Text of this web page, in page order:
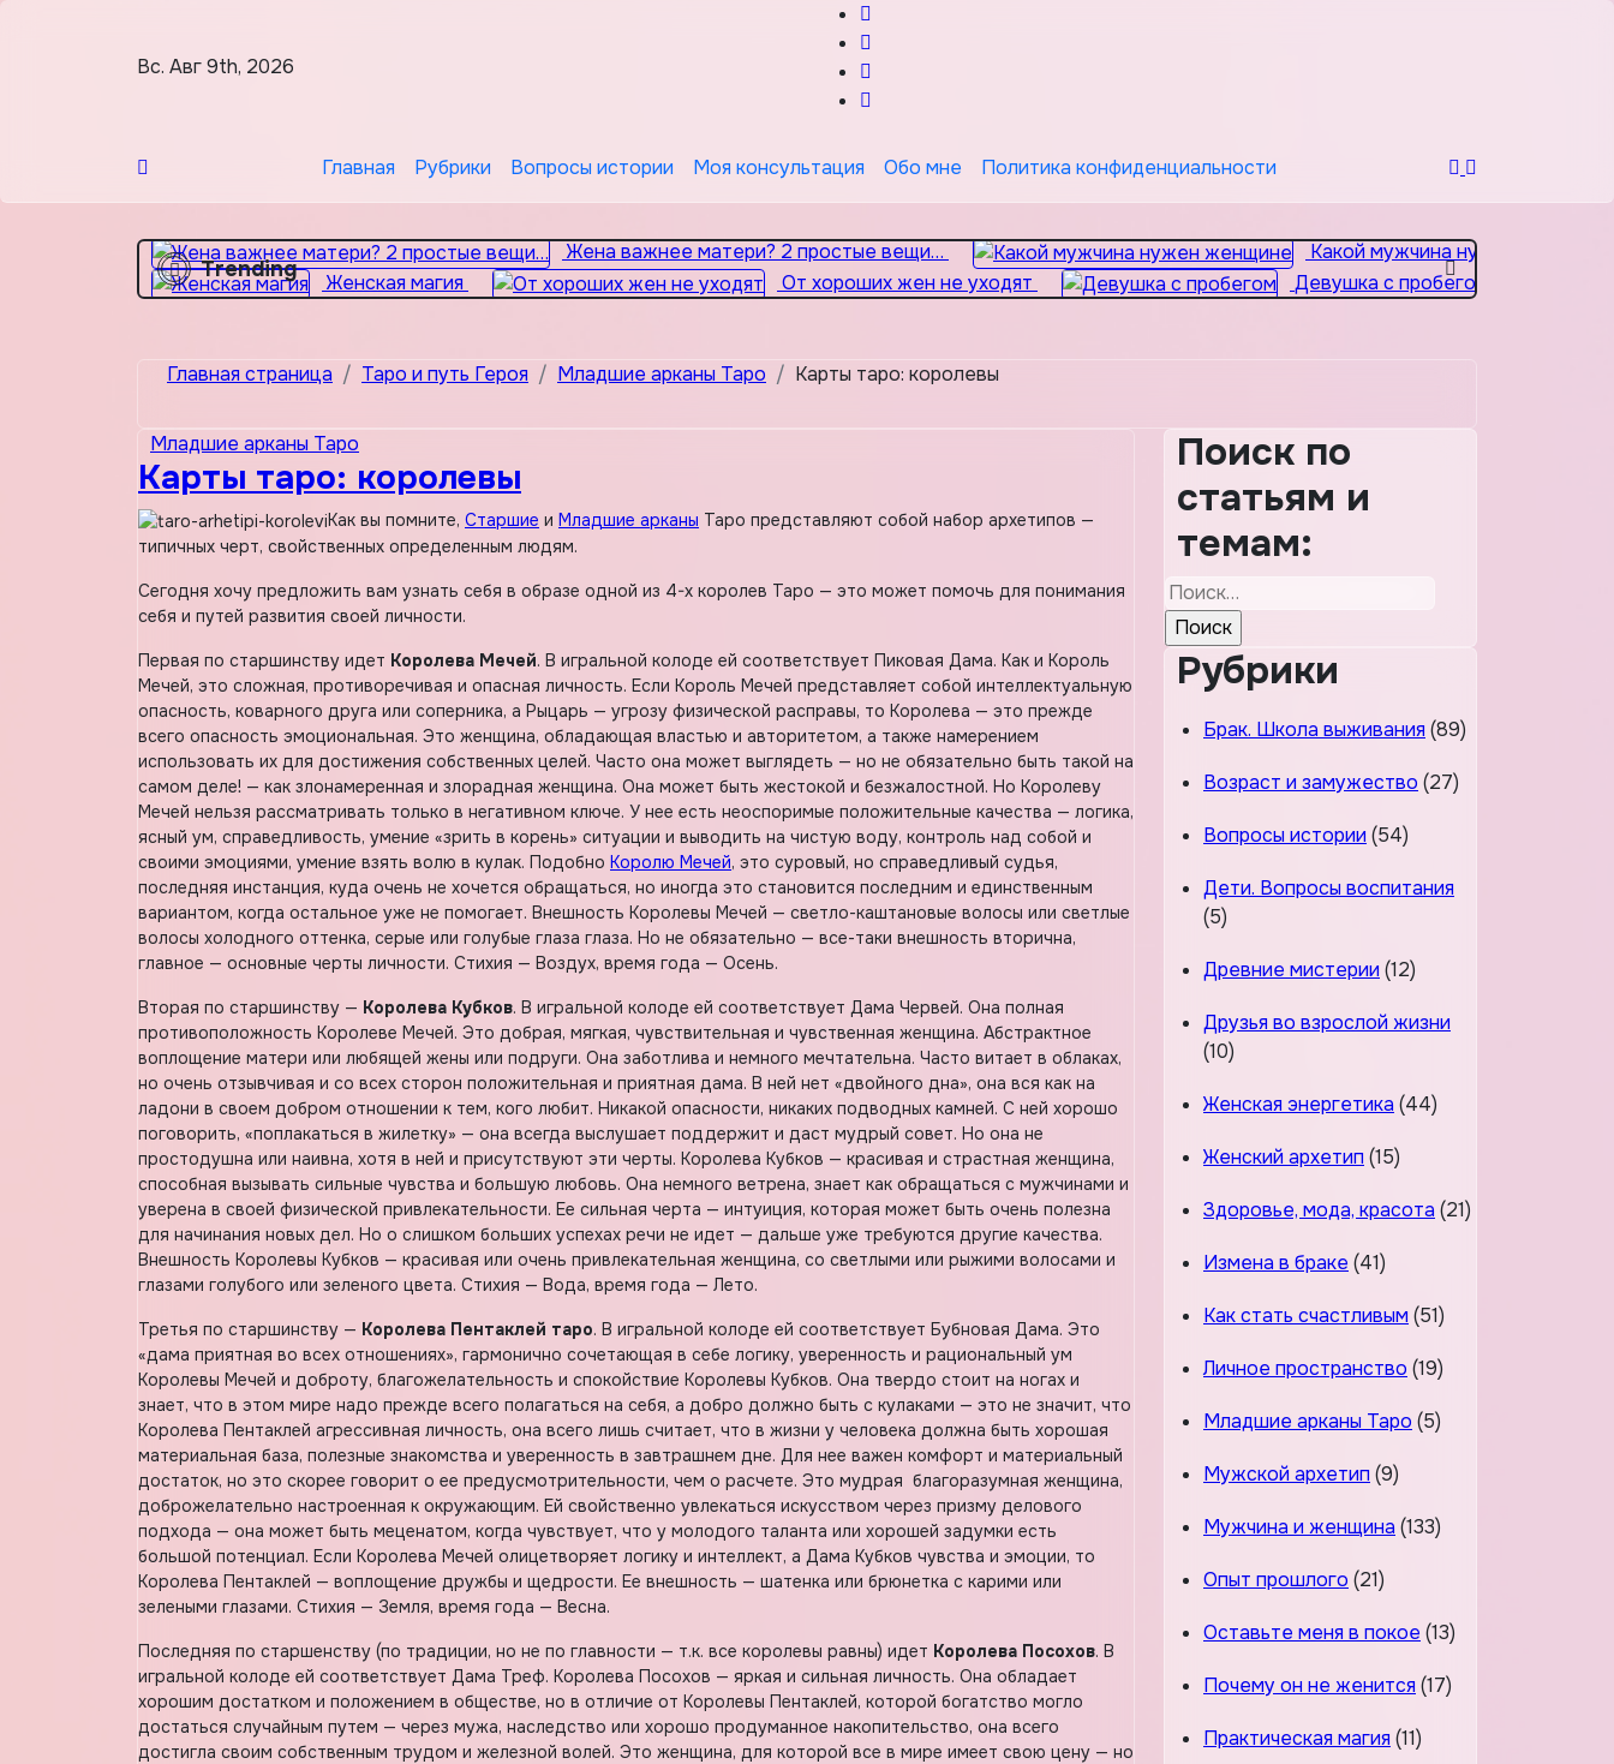
Вс. Авг 9th, 2026
Главная Рубрики Вопросы истории Моя консультация Обо мне Политика конфиденциальности
Trending
Жена важнее матери? 2 простые вещи…
Какой мужчина нужен женщине
Женская магия
От хороших жен не уходят Девушка с пробегом
Главная страница Таро и путь Героя Младшие арканы Таро Карты таро: королевы
Младшие арканы Таро
Карты таро: королевы
Как вы помните, Старшие и Младшие арканы Таро представляют собой набор архетипов —
типичных черт, свойственных определенным людям.
Сегодня хочу предложить вам узнать себя в образе одной из 4-х королев Таро — это может помочь для понимания
себя и путей развития своей личности.
Первая по старшинству идет Королева Мечей. В игральной колоде ей соответствует Пиковая Дама. Как и Король
Мечей, это сложная, противоречивая и опасная личность. Если Король Мечей представляет собой интеллектуальную
опасность, коварного друга или соперника, а Рыцарь — угрозу физической расправы, то Королева — это прежде
всего опасность эмоциональная. Это женщина, обладающая властью и авторитетом, а также намерением
использовать их для достижения собственных целей. Часто она может выглядеть — но не обязательно быть такой на
самом деле! — как злонамеренная и злорадная женщина. Она может быть жестокой и безжалостной. Но Королеву
Мечей нельзя рассматривать только в негативном ключе. У нее есть неоспоримые положительные качества — логика,
ясный ум, справедливость, умение «зрить в корень» ситуации и выводить на чистую воду, контроль над собой и
своими эмоциями, умение взять волю в кулак. Подобно Королю Мечей, это суровый, но справедливый судья,
последняя инстанция, куда очень не хочется обращаться, но иногда это становится последним и единственным
вариантом, когда остальное уже не помогает. Внешность Королевы Мечей — светло-каштановые волосы или светлые
волосы холодного оттенка, серые или голубые глаза глаза. Но не обязательно — все-таки внешность вторична,
главное — основные черты личности. Стихия — Воздух, время года — Осень.
Вторая по старшинству — Королева Кубков. В игральной колоде ей соответствует Дама Червей. Она полная
противоположность Королеве Мечей. Это добрая, мягкая, чувствительная и чувственная женщина. Абстрактное
воплощение матери или любящей жены или подруги. Она заботлива и немного мечтательна. Часто витает в облаках,
но очень отзывчивая и со всех сторон положительная и приятная дама. В ней нет «двойного дна», она вся как на
ладони в своем добром отношении к тем, кого любит. Никакой опасности, никаких подводных камней. С ней хорошо
поговорить, «поплакаться в жилетку» — она всегда выслушает поддержит и даст мудрый совет. Но она не
простодушна или наивна, хотя в ней и присутствуют эти черты. Королева Кубков — красивая и страстная женщина,
способная вызывать сильные чувства и большую любовь. Она немного ветрена, знает как обращаться с мужчинами и
уверена в своей физической привлекательности. Ее сильная черта — интуиция, которая может быть очень полезна
для начинания новых дел. Но о слишком больших успехах речи не идет — дальше уже требуются другие качества.
Внешность Королевы Кубков — красивая или очень привлекательная женщина, со светлыми или рыжими волосами и
глазами голубого или зеленого цвета. Стихия — Вода, время года — Лето.
Третья по старшинству — Королева Пентаклей таро. В игральной колоде ей соответствует Бубновая Дама. Это
«дама приятная во всех отношениях», гармонично сочетающая в себе логику, уверенность и рациональный ум
Королевы Мечей и доброту, благожелательность и спокойствие Королевы Кубков. Она твердо стоит на ногах и
знает, что в этом мире надо прежде всего полагаться на себя, а добро должно быть с кулаками — это не значит, что
Королева Пентаклей агрессивная личность, она всего лишь считает, что в жизни у человека должна быть хорошая
материальная база, полезные знакомства и уверенность в завтрашнем дне. Для нее важен комфорт и материальный
достаток, но это скорее говорит о ее предусмотрительности, чем о расчете. Это мудрая благоразумная женщина,
доброжелательно настроенная к окружающим. Ей свойственно увлекаться искусством через призму делового
подхода — она может быть меценатом, когда чувствует, что у молодого таланта или хорошей задумки есть
большой потенциал. Если Королева Мечей олицетворяет логику и интеллект, а Дама Кубков чувства и эмоции, то
Королева Пентаклей — воплощение дружбы и щедрости. Ее внешность — шатенка или брюнетка с карими или
зелеными глазами. Стихия — Земля, время года — Весна.
Последняя по старшенству (по традиции, но не по главности — т.к. все королевы равны) идет Королева Посохов. В
игральной колоде ей соответствует Дама Треф. Королева Посохов — яркая и сильная личность. Она обладает
хорошим достатком и положением в обществе, но в отличие от Королевы Пентаклей, которой богатство могло
достаться случайным путем — через мужа, наследство или хорошо продуманное накопительство, она всего
достигла своим собственным трудом и железной волей. Это женщина, для которой все в мире имеет свою цену — но
Поиск по
статьям и
темам:
Найти:
Рубрики
Брак. Школа выживания (89)
Возраст и замужество (27)
Вопросы истории (54)
Дети. Вопросы воспитания
(5)
Древние мистерии (12)
Друзья во взрослой жизни
(10)
Женская энергетика (44)
Женский архетип (15)
Здоровье, мода, красота (21)
Измена в браке (41)
Как стать счастливым (51)
Личное пространство (19)
Младшие арканы Таро (5)
Мужской архетип (9)
Мужчина и женщина (133)
Опыт прошлого (21)
Оставьте меня в покое (13)
Почему он не женится (17)
Практическая магия (11)